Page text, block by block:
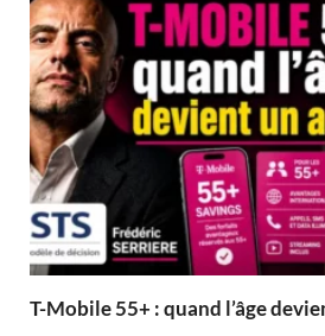
T-Mobile 55+ : quand l’âge